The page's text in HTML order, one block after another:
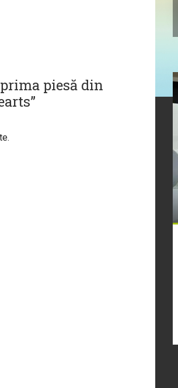
piesă din